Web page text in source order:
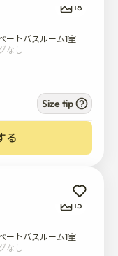
いただけますよう
ます。
ラス、缶
18
ートバスルーム1室
なし
Size tip
る
15
ートバスルーム1室
なし